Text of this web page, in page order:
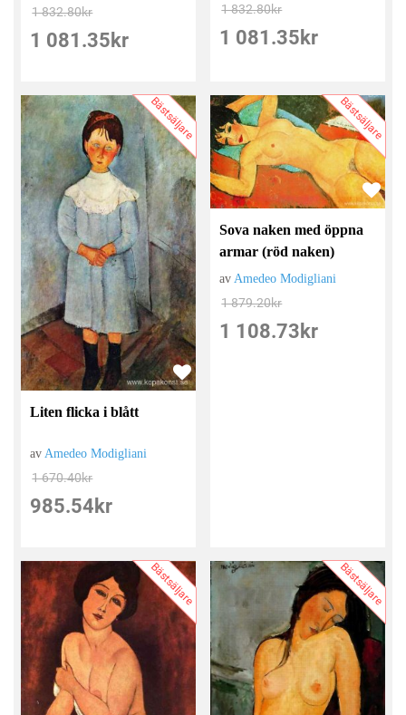
1 832.80kr
1 081.35 kr
1 832.80kr
1 081.35 kr
Bästsäljare
Liten flicka i blått
av Amedeo Modigliani
1 670.40kr
985.54 kr
Bästsäljare
Sova naken med öppna
armar (röd naken)
av Amedeo Modigliani
1 879.20kr
1 108.73 kr
Bästsäljare Bästsäljare